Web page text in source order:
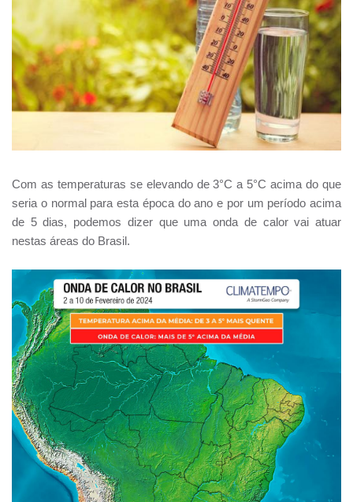
Com as temperaturas se elevando de 3°C a 5°C acima do que
seria o normal para esta época do ano e por um período acima
de 5 dias, podemos dizer que uma onda de calor vai atuar
nestas áreas do Brasil.